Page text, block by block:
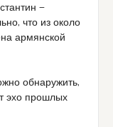
—
что из около
армянской
обнаружить,
эхо прошлых